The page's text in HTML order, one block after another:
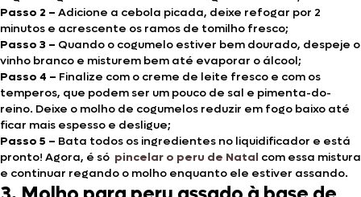
Passo 2 – Adicione a cebola picada, deixe refogar por 2
minutos e acrescente os ramos de tomilho fresco;
Passo 3 – Quando o cogumelo estiver bem dourado, despeje o
vinho branco e misturem bem até evaporar o álcool;
Passo 4 – Finalize com o creme de leite fresco e com os
temperos, que podem ser um pouco de sal e pimenta-do-
reino. Deixe o molho de cogumelos reduzir em fogo baixo até
ficar mais espesso e desligue;
Passo 5 – Bata todos os ingredientes no liquidificador e está
pronto! Agora, é só pincelar o peru de Natal com essa mistura
e continuar regando o molho enquanto ele estiver assando.